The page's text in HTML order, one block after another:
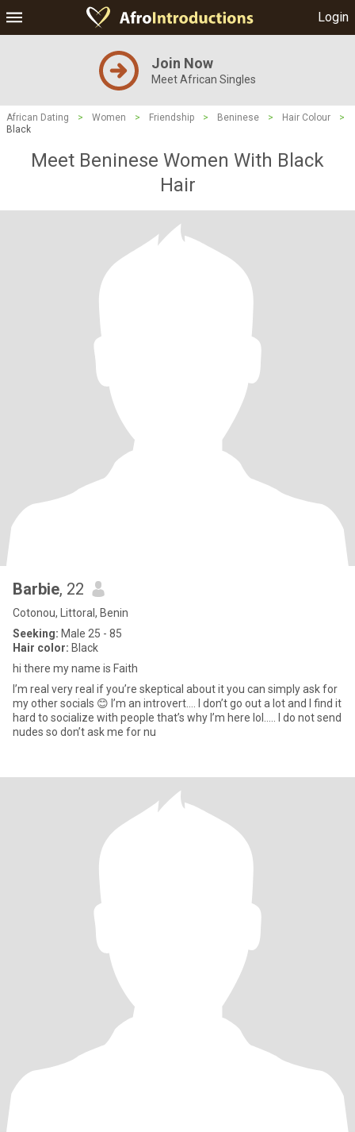
Login
Join Now
Meet African Singles
African Dating > Women > Friendship > Beninese > Hair Colour
>
Black
Meet Beninese Women With Black
Hair
Barbie, 22
Cotonou, Littoral, Benin
Seeking: Male 25 - 85
Hair color: Black
hi there my name is Faith
I’m real very real if you’re skeptical about it you can simply ask for
my other socials 😊 I’m an introvert…. I don’t go out a lot and I find it
hard to socialize with people that’s why I’m here lol….. I do not send
nudes so don’t ask me for nu